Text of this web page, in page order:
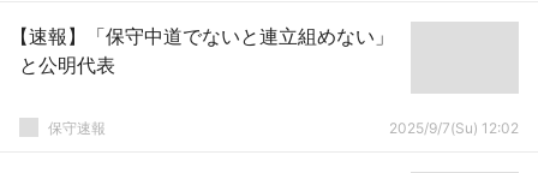
【速報】「保守中道でないと連立組めない」
と公明代表
保守速報 2025/9/7(Su) 12:02